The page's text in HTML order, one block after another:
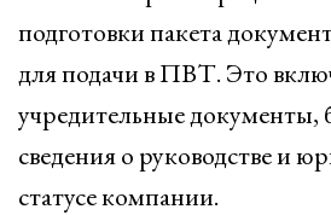
подготовки пакета
для подачи в ПВТ. Это
учредительные документы,
сведения о руководстве и
статусе компании.